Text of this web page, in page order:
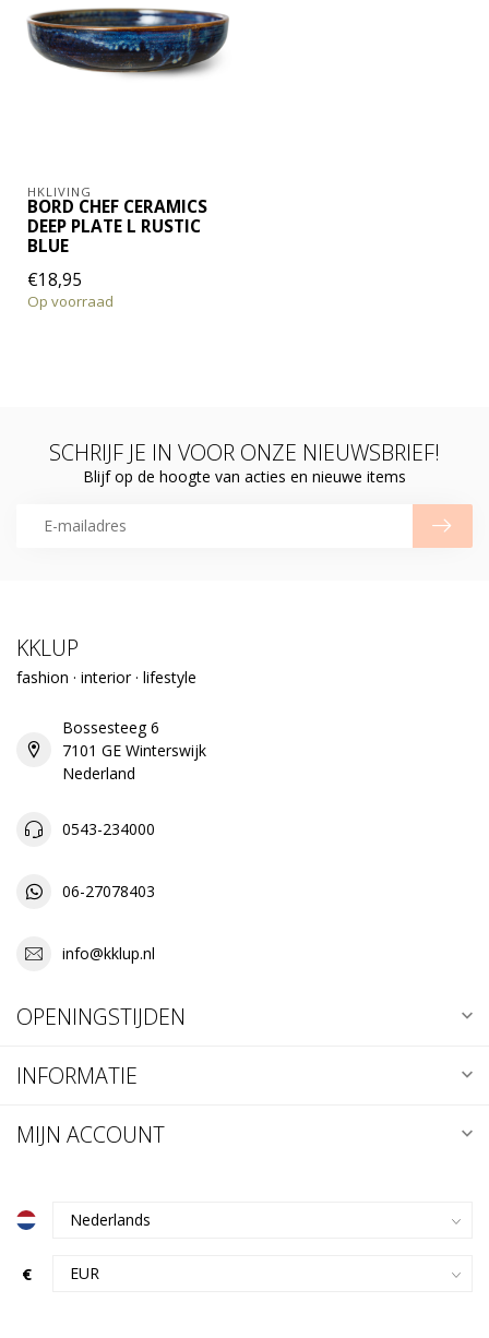
HKLIVING
BORD CHEF CERAMICS
DEEP PLATE L RUSTIC
BLUE
€18,95
Op voorraad
SCHRIJF JE IN VOOR ONZE NIEUWSBRIEF!
Blijf op de hoogte van acties en nieuwe items
KKLUP
fashion · interior · lifestyle
Bossesteeg 6
7101 GE Winterswijk
Nederland
0543-234000
06-27078403
info@kklup.nl
OPENINGSTIJDEN
INFORMATIE
MIJN ACCOUNT
€